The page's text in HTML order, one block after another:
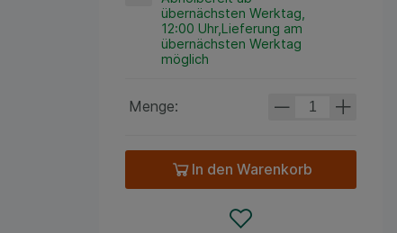
übernächsten Werktag,
12:00 Uhr,Lieferung am
übernächsten Werktag
möglich
Menge:
In den Warenkorb